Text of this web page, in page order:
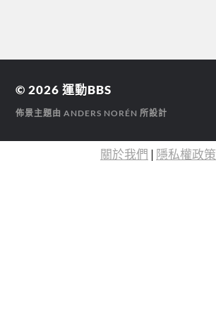
© 2026運動BBS
佈景主題由ANDERS NORÉN 所設計
關於我們 | 隱私權政策